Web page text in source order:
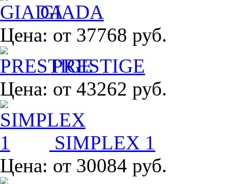
GIADA
Цена: от 37768 руб.
PRESTIGE
Цена: от 43262 руб.
SIMPLEX 1
Цена: от 30084 руб.